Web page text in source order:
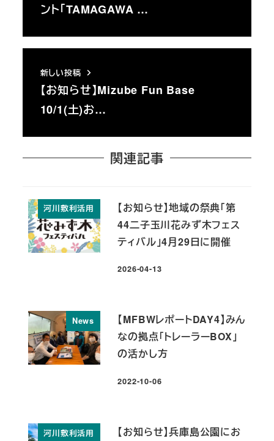
ント「TAMAGAWA …
新しい投稿
【お知らせ】Mizube Fun Base
10/1(土)お…
関連記事
河川敷利活用
【お知らせ】地域の祭典「第
44二子玉川花みず木フェス
ティバル」4月29日に開催
投稿日
2026-04-13
News
【MFBWレポートDAY4】みん
なの拠点「トレーラーBOX」
の活かし方
投稿日
2022-10-06
河川敷利活用
【お知らせ】兵庫島公園にお